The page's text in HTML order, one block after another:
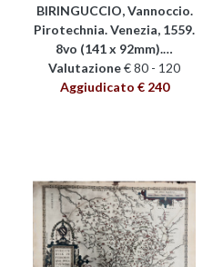
BIRINGUCCIO, Vannoccio.
Pirotechnia. Venezia, 1559.
8vo (141 x 92mm).…
Valutazione€ 80 - 120
Aggiudicato € 240